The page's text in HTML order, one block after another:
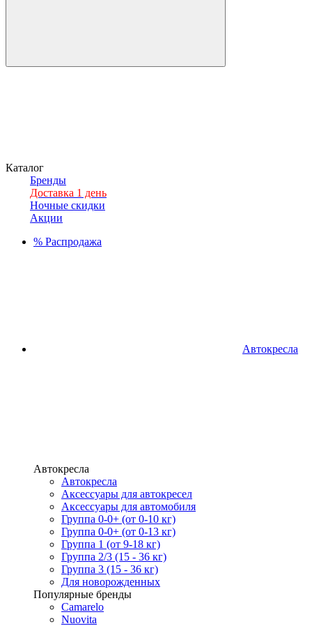
Каталог
Бренды
Доставка 1 день
Ночные скидки
Акции
% Распродажа
Автокресла
Автокресла
Автокресла
Аксессуары для автокресел
Аксессуары для автомобиля
Группа 0-0+ (от 0-10 кг)
Группа 0-0+ (от 0-13 кг)
Группа 1 (от 9-18 кг)
Группа 2/3 (15 - 36 кг)
Группа 3 (15 - 36 кг)
Для новорожденных
Популярные бренды
Camarelo
Nuovita